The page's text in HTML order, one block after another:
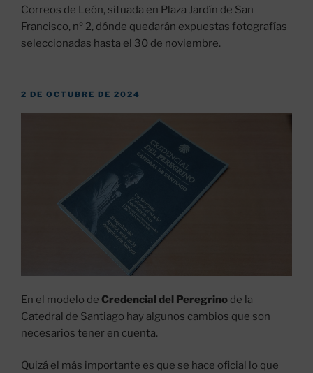
Correos de León, situada en Plaza Jardín de San
Francisco, nº 2, dónde quedarán expuestas fotografías
seleccionadas hasta el 30 de noviembre.
PUBLICADO
2 DE OCTUBRE DE 2024
En el modelo de Credencial del Peregrino de la
Catedral de Santiago hay algunos cambios que son
necesarios tener en cuenta.
Quizá el más importante es que se hace oficial lo que